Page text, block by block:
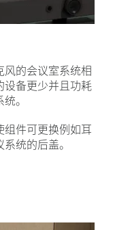
的会议室系统相
设备更少并且功耗
。
件可更换例如耳
统的后盖。